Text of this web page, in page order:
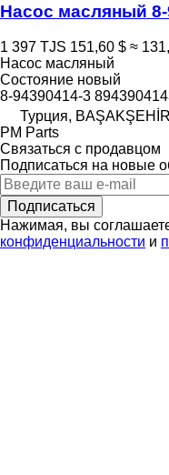
Насос масляный
1 397 TJS 151,60 $ ≈
Насос масляный
Состояние новый
8-94390414-3
Турция,
PM Parts
Связаться с продавцом
Подписаться на новые
Подписаться
Нажимая, вы
конфиденциальности и